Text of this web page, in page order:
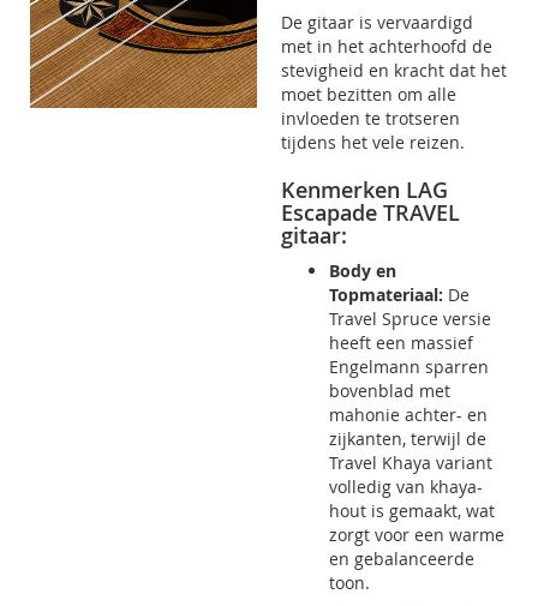
De gitaar is vervaardigd
met in het achterhoofd de
stevigheid en kracht dat het
moet bezitten om alle
invloeden te trotseren
tijdens het vele reizen.
Kenmerken LAG
Escapade TRAVEL
gitaar:
Body en
Topmateriaal: De
Travel Spruce versie
heeft een massief
Engelmann sparren
bovenblad met
mahonie achter- en
zijkanten, terwijl de
Travel Khaya variant
volledig van khaya-
hout is gemaakt, wat
zorgt voor een warme
en gebalanceerde
toon.